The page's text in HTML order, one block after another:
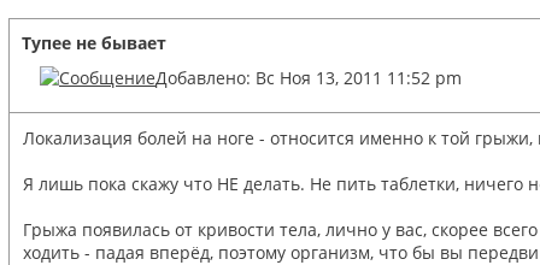
Тупее не бывает
Добавлено: Вс Ноя 13, 2011 11:52 pm
Локализация болей на ноге - относится именно к той
Я лишь пока скажу что НЕ делать. Не пить таблетки, ничего
Грыжа появилась от кривости тела, лично у вас, скорее
ходить - падая вперёд, поэтому организм, что бы вы